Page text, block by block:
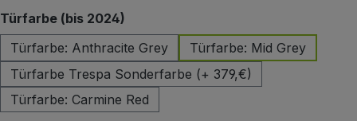
Türfarbe (bis 2024)
Türfarbe: Anthracite Grey
Türfarbe: Mid Grey
Türfarbe Trespa Sonderfarbe (+ 379,€)
Türfarbe: Carmine Red